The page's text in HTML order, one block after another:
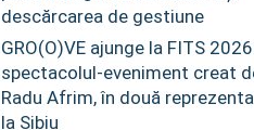
descărcarea de gestiune
GRO(O)VE ajunge la FITS
spectacolul-eveniment creat
Radu Afrim, în două
la Sibiu